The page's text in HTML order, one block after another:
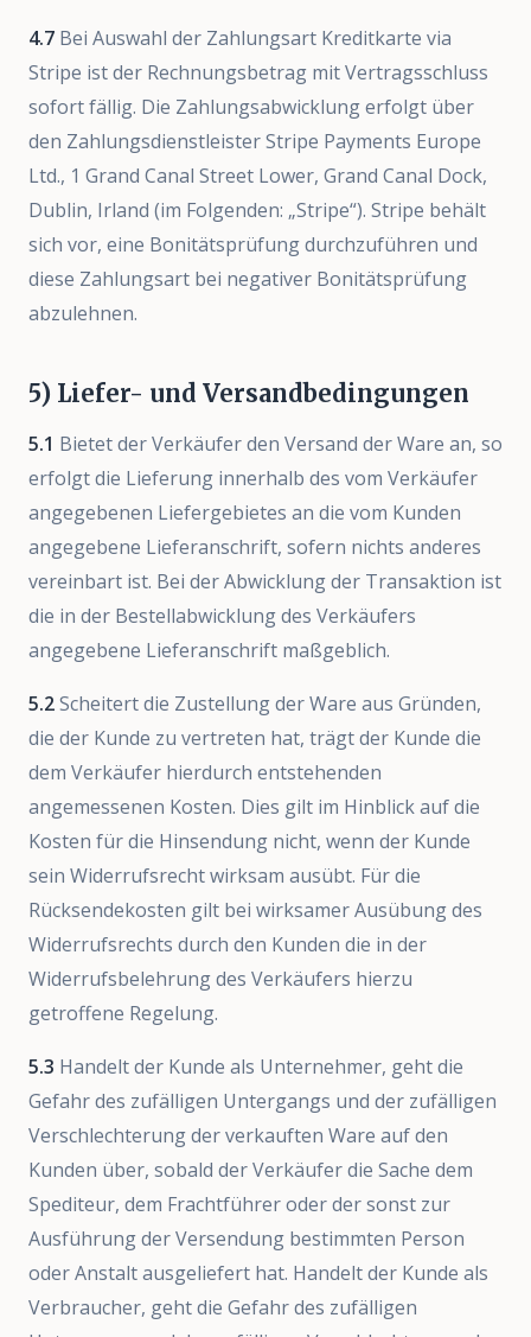
4.7 Bei Auswahl der Zahlungsart Kreditkarte via
Stripe ist der Rechnungsbetrag mit Vertragsschluss
sofort fällig. Die Zahlungsabwicklung erfolgt über
den Zahlungsdienstleister Stripe Payments Europe
Ltd., 1 Grand Canal Street Lower, Grand Canal Dock,
Dublin, Irland (im Folgenden: „Stripe“). Stripe behält
sich vor, eine Bonitätsprüfung durchzuführen und
diese Zahlungsart bei negativer Bonitätsprüfung
abzulehnen.
5) Liefer- und Versandbedingungen
5.1 Bietet der Verkäufer den Versand der Ware an, so
erfolgt die Lieferung innerhalb des vom Verkäufer
angegebenen Liefergebietes an die vom Kunden
angegebene Lieferanschrift, sofern nichts anderes
vereinbart ist. Bei der Abwicklung der Transaktion ist
die in der Bestellabwicklung des Verkäufers
angegebene Lieferanschrift maßgeblich.
5.2Scheitert die Zustellung der Ware aus Gründen,
die der Kunde zu vertreten hat, trägt der Kunde die
dem Verkäufer hierdurch entstehenden
angemessenen Kosten. Dies gilt im Hinblick auf die
Kosten für die Hinsendung nicht, wenn der Kunde
sein Widerrufsrecht wirksam ausübt. Für die
Rücksendekosten gilt bei wirksamer Ausübung des
Widerrufsrechts durch den Kunden die in der
Widerrufsbelehrung des Verkäufers hierzu
getroffene Regelung.
5.3 Handelt der Kunde als Unternehmer, geht die
Gefahr des zufälligen Untergangs und der zufälligen
Verschlechterung der verkauften Ware auf den
Kunden über, sobald der Verkäufer die Sache dem
Spediteur, dem Frachtführer oder der sonst zur
Ausführung der Versendung bestimmten Person
oder Anstalt ausgeliefert hat. Handelt der Kunde als
Verbraucher, geht die Gefahr des zufälligen